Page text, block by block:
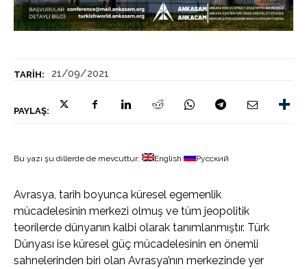
TARIH: 21/09/2021
PAYLAŞ:
Bu yazı şu dillerde de mevcuttur: English Русский
Avrasya, tarih boyunca küresel egemenlik
mücadelesinin merkezi olmuş ve tüm jeopolitik
teorilerde dünyanın kalbi olarak tanımlanmıştır. Türk
Dünyası ise küresel güç mücadelesinin en önemli
sahnelerinden biri olan Avrasya’nın merkezinde yer